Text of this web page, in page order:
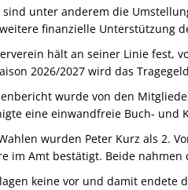
sind unter anderem die
finanzielle Unterstützung
hält an seiner Linie fest,
2026/2027 wird das
wurde von den
eine einwandfreie Buch- und
wurden Peter Kurz als 2.
im Amt bestätigt. Beide nahmen
keine vor und damit endete